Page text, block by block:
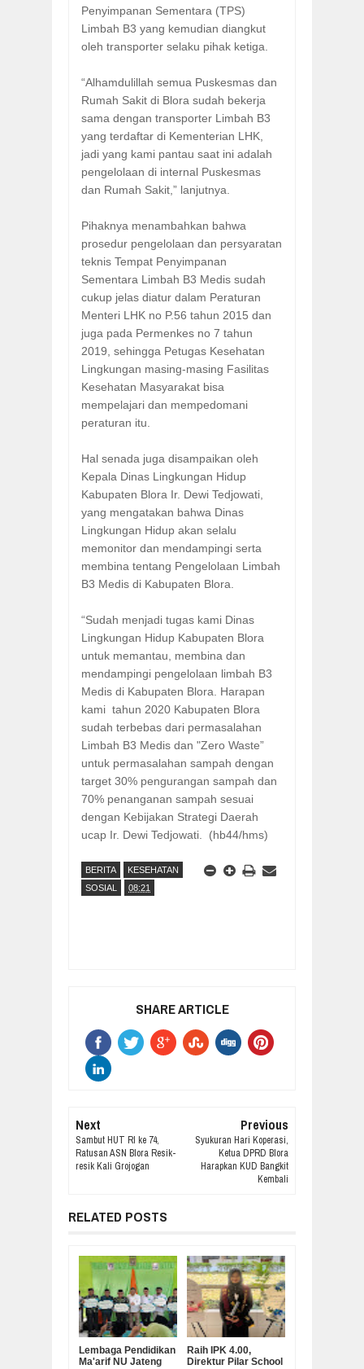
Penyimpanan Sementara (TPS)
Limbah B3 yang kemudian diangkut
oleh transporter selaku pihak ketiga.
“Alhamdulillah semua Puskesmas dan
Rumah Sakit di Blora sudah bekerja
sama dengan transporter Limbah B3
yang terdaftar di Kementerian LHK,
jadi yang kami pantau saat ini adalah
pengelolaan di internal Puskesmas
dan Rumah Sakit,” lanjutnya.
Pihaknya menambahkan bahwa
prosedur pengelolaan dan persyaratan
teknis Tempat Penyimpanan
Sementara Limbah B3 Medis sudah
cukup jelas diatur dalam Peraturan
Menteri LHK no P.56 tahun 2015 dan
juga pada Permenkes no 7 tahun
2019, sehingga Petugas Kesehatan
Lingkungan masing-masing Fasilitas
Kesehatan Masyarakat bisa
mempelajari dan mempedomani
peraturan itu.
Hal senada juga disampaikan oleh
Kepala Dinas Lingkungan Hidup
Kabupaten Blora Ir. Dewi Tedjowati,
yang mengatakan bahwa Dinas
Lingkungan Hidup akan selalu
memonitor dan mendampingi serta
membina tentang Pengelolaan Limbah
B3 Medis di Kabupaten Blora.
“Sudah menjadi tugas kami Dinas
Lingkungan Hidup Kabupaten Blora
untuk memantau, membina dan
mendampingi pengelolaan limbah B3
Medis di Kabupaten Blora. Harapan
kami tahun 2020 Kabupaten Blora
sudah terbebas dari permasalahan
Limbah B3 Medis dan "Zero Waste”
untuk permasalahan sampah dengan
target 30% pengurangan sampah dan
70% penanganan sampah sesuai
dengan Kebijakan Strategi Daerah
ucap Ir. Dewi Tedjowati. (hb44/hms)
BERITA
KESEHATAN
SOSIAL
08:21
SHARE ARTICLE
Next
Sambut HUT RI ke 74,
Ratusan ASN Blora Resik-
resik Kali Grojogan
Previous
Syukuran Hari Koperasi,
Ketua DPRD Blora
Harapkan KUD Bangkit
Kembali
RELATED POSTS
Lembaga Pendidikan
Ma'arif NU Jateng
Raih IPK 4.00,
Direktur Pilar School